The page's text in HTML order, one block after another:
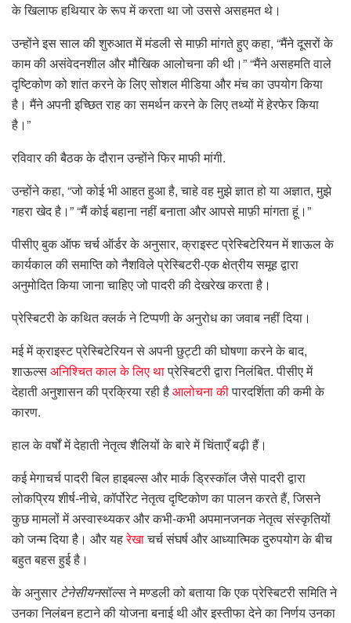
के खिलाफ हथियार के रूप में करता था जो उससे असहमत थे।
उन्होंने इस साल की शुरुआत में मंडली से माफ़ी मांगते हुए कहा, “मैंने दूसरों के
काम की असंवेदनशील और मौखिक आलोचना की थी।” “मैंने असहमति वाले
दृष्टिकोण को शांत करने के लिए सोशल मीडिया और मंच का उपयोग किया
है। मैंने अपनी इच्छित राह का समर्थन करने के लिए तथ्यों में हेरफेर किया
है।”
रविवार की बैठक के दौरान उन्होंने फिर माफी मांगी.
उन्होंने कहा, “जो कोई भी आहत हुआ है, चाहे वह मुझे ज्ञात हो या अज्ञात, मुझे
गहरा खेद है।” “मैं कोई बहाना नहीं बनाता और आपसे माफ़ी मांगता हूं।”
पीसीए बुक ऑफ चर्च ऑर्डर के अनुसार, क्राइस्ट प्रेस्बिटेरियन में शाऊल के
कार्यकाल की समाप्ति को नैशविले प्रेस्बिटरी-एक क्षेत्रीय समूह द्वारा
अनुमोदित किया जाना चाहिए जो पादरी की देखरेख करता है।
प्रेस्बिटरी के कथित क्लर्क ने टिप्पणी के अनुरोध का जवाब नहीं दिया।
मई में क्राइस्ट प्रेस्बिटेरियन से अपनी छुट्टी की घोषणा करने के बाद,
शाऊल्सअनिश्चित काल के लिए थाप्रेस्बिटरी द्वारा निलंबित. पीसीए में
देहाती अनुशासन की प्रक्रिया रही हैआलोचना कीपारदर्शिता की कमी के
कारण.
हाल के वर्षों में देहाती नेतृत्व शैलियों के बारे में चिंताएँ बढ़ी हैं।
कई मेगाचर्च पादरी बिल हाइबल्स और मार्क ड्रिस्कॉल जैसे पादरी द्वारा
लोकप्रिय शीर्ष-नीचे, कॉर्पोरेट नेतृत्व दृष्टिकोण का पालन करते हैं, जिसने
कुछ मामलों में अस्वास्थ्यकर और कभी-कभी अपमानजनक नेतृत्व संस्कृतियों
को जन्म दिया है। और यहरेखाचर्च संघर्ष और आध्यात्मिक दुरुपयोग के बीच
बहुत बहस हुई है।
के अनुसार टेनेसीयनसॉल्स ने मण्डली को बताया कि एक प्रेस्बिटरी समिति ने
उनका निलंबन हटाने की योजना बनाई थी और इस्तीफा देने का निर्णय उनका